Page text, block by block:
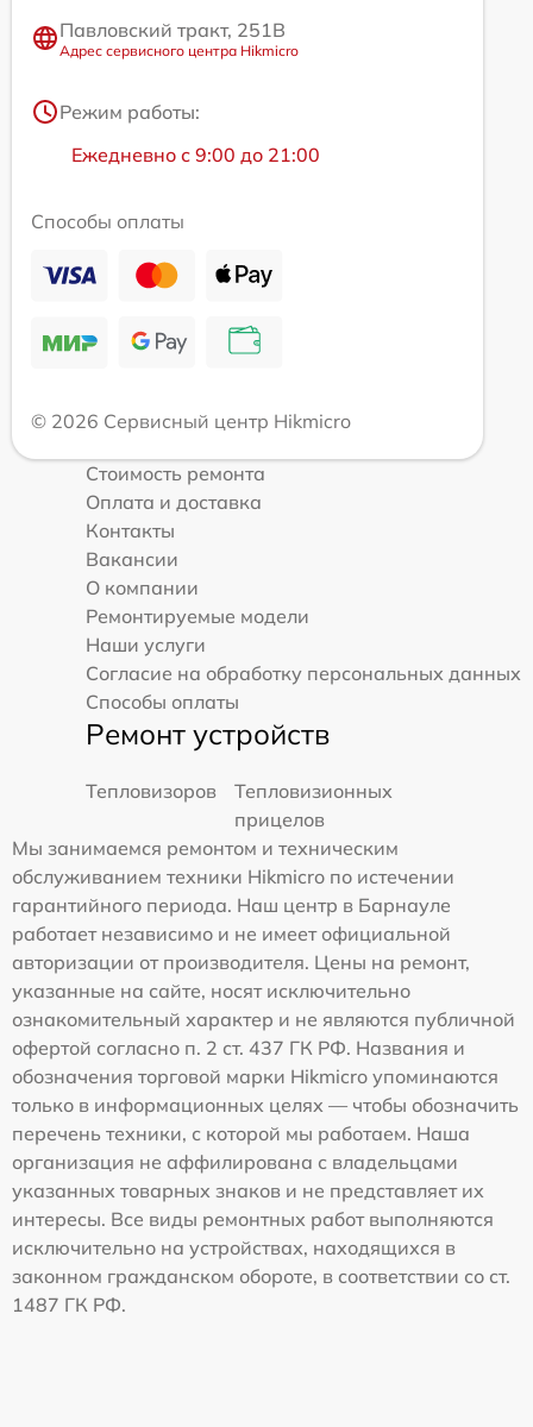
Павловский тракт, 251В
Адрес сервисного центра Hikmicro
Режим работы:
Ежедневно с 9:00 до 21:00
Способы оплаты
© 2026 Сервисный центр Hikmicro
Стоимость ремонта
Оплата и доставка
Контакты
Вакансии
О компании
Ремонтируемые модели
Наши услуги
Согласие на обработку персональных данных
Способы оплаты
Ремонт устройств
Тепловизоров
Тепловизионных
прицелов
Мы занимаемся ремонтом и техническим
обслуживанием техники Hikmicro по истечении
гарантийного периода. Наш центр в Барнауле
работает независимо и не имеет официальной
авторизации от производителя. Цены на ремонт,
указанные на сайте, носят исключительно
ознакомительный характер и не являются публичной
офертой согласно п. 2 ст. 437 ГК РФ. Названия и
обозначения торговой марки Hikmicro упоминаются
только в информационных целях — чтобы обозначить
перечень техники, с которой мы работаем. Наша
организация не аффилирована с владельцами
указанных товарных знаков и не представляет их
интересы. Все виды ремонтных работ выполняются
исключительно на устройствах, находящихся в
законном гражданском обороте, в соответствии со ст.
1487 ГК РФ.